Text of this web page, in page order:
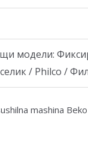
модели:
/ Philco /
mashina